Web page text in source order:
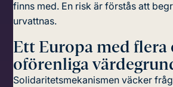
finns med. En risk är förstås att
urvattnas.
Ett Europa med flera
oförenliga
Solidaritetsmekanismen väcker